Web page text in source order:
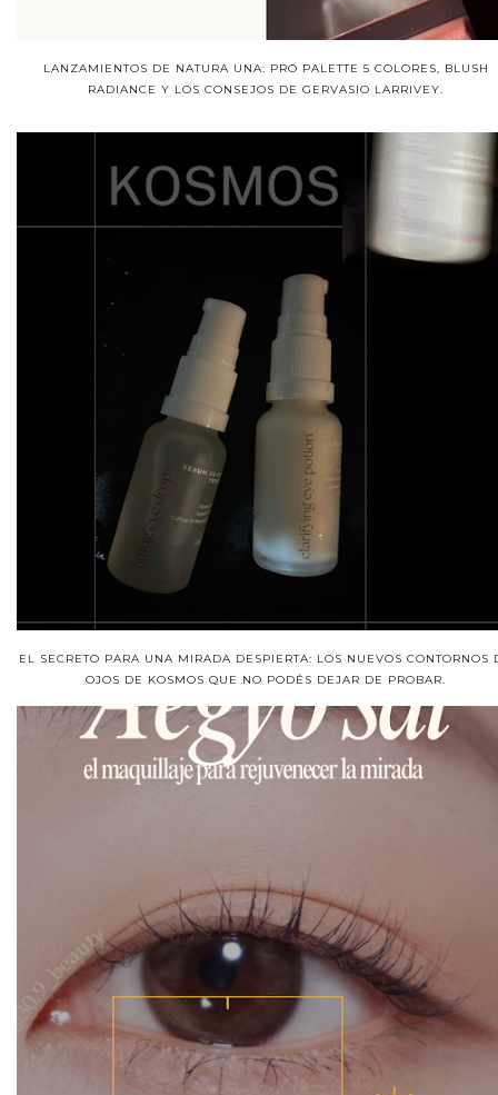
LANZAMIENTOS DE NATURA UNA: PRO PALETTE 5 COLORES, BLUSH
RADIANCE Y LOS CONSEJOS DE GERVASIO LARRIVEY.
EL SECRETO PARA UNA MIRADA DESPIERTA: LOS NUEVOS CONTORNOS
OJOS DE KOSMOS QUE NO PODÉS DEJAR DE PROBAR.